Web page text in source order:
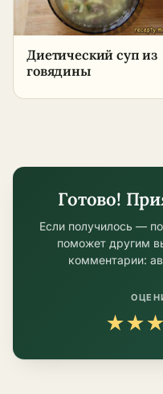
Диетический суп из
говядины
Готово!
Если получилось —
поможет другим
комментарии:
★★★